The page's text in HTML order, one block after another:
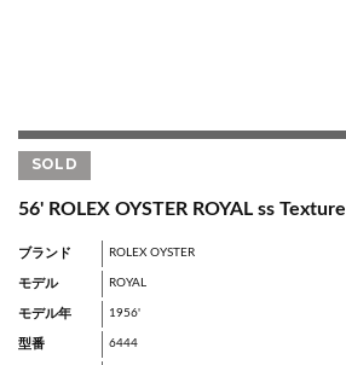
SOLD
56' ROLEX OYSTER ROYAL ss
ブランド ROLEX OYSTER
モデル ROYAL
モデル年 1956'
型番 6444